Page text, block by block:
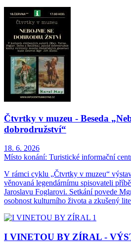
Čtvrtky v muzeu - Beseda
dobrodružství“
18. 6. 2026
Místo konání: Turistické informační
V rámci cyklu „Čtvrtky v muzeu“
věnovaná legendárnímu spisovateli
Jaroslavu Foglarovi. Setkání povede
osobnost kulturního života a zkušený
I VINETOU BY ZÍRAL -